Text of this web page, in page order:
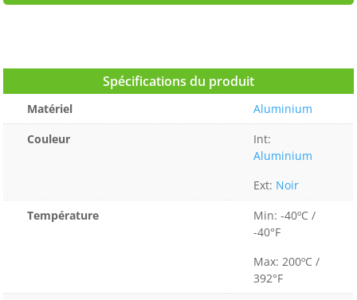
Spécifications du produit
Matériel
Aluminium
Couleur
Int:
Aluminium
Ext: Noir
Température
Min: -40ºC /
-40°F
Max: 200ºC /
392°F